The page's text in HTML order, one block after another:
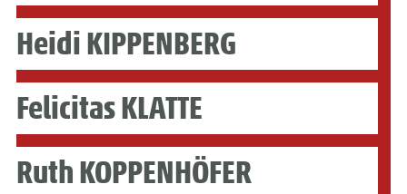
Heidi KIPPENBERG
Felicitas KLATTE
Ruth KOPPENHÖFER